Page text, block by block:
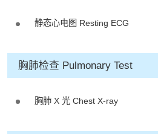
静态心电图 Resting ECG
胸肺检查 Pulmonary Test
胸肺 X 光 Chest X-ray